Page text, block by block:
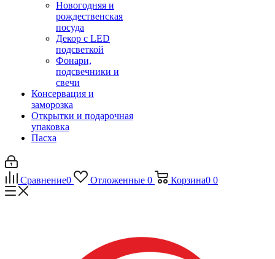
Новогодняя и
рождественская
посуда
Декор с LED
подсветкой
Фонари,
подсвечники и
свечи
Консервация и
заморозка
Открытки и подарочная
упаковка
Пасха
Сравнение0 Отложенные 0 Корзина0 0